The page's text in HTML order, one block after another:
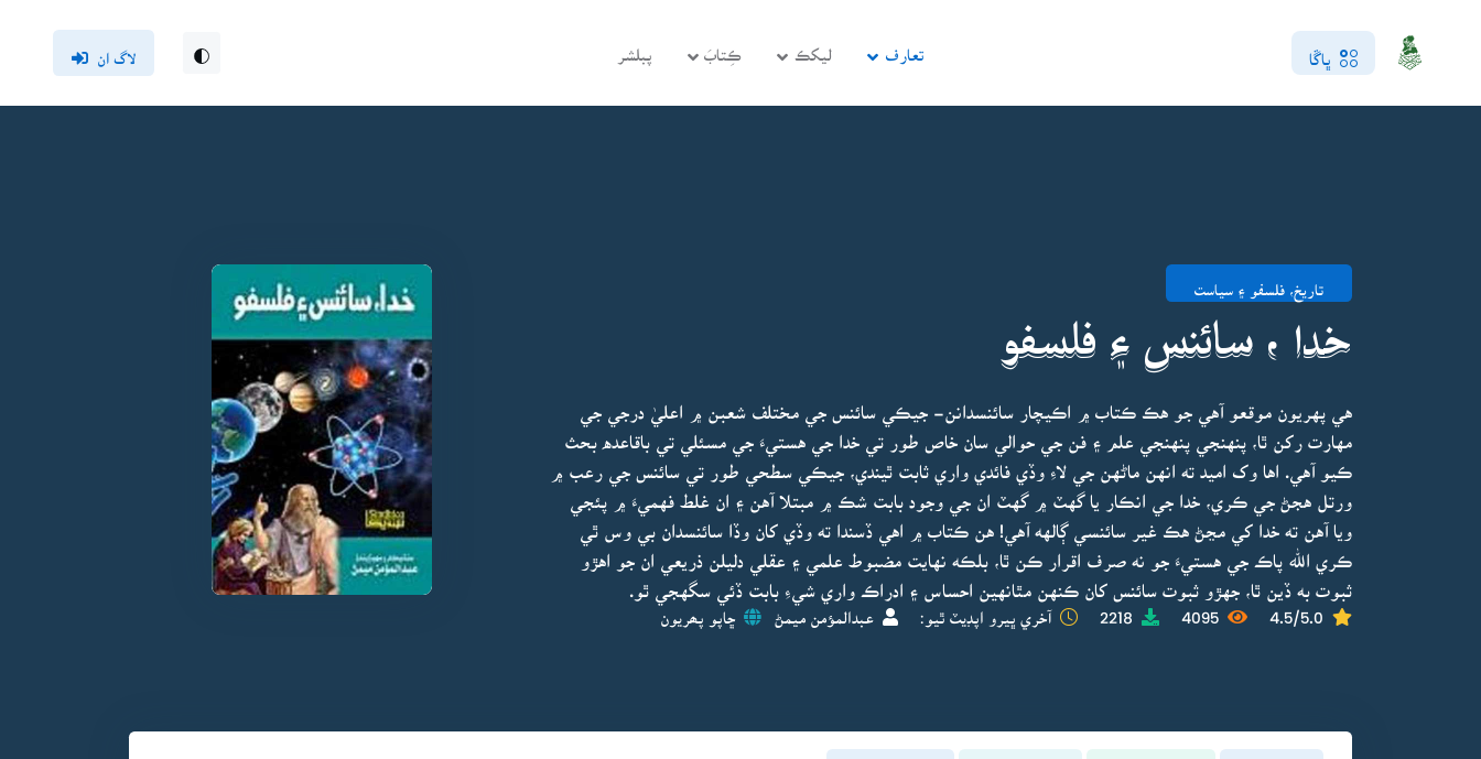
ڀاڱا تعارف ليکڪ ڪِتابَ پبلشر لاگ ان
تاريخ، فلسفو ۽ سياست
خدا ، سائنس ۽ فلسفو
هي پهريون موقعو آهي جو هڪ ڪتاب ۾ اڪيچار سائنسدانن- جيڪي سائنس جي مختلف شعبن ۾ اعليٰ درجي جي
مهارت رکن ٿا، پنهنجي پنهنجي علم ۽ فن جي حوالي سان خاص طور تي خدا جي هستيءَ جي مسئلي تي باقاعده بحث
ڪيو آهي. اها وک اميد ته انهن ماڻهن جي لاءِ وڏي فائدي واري ثابت ٿيندي، جيڪي سطحي طور تي سائنس جي رعب ۾
ورتل هجڻ جي ڪري، خدا جي انڪار يا گهٽ ۾ گهٽ ان جي وجود بابت شڪ ۾ مبتلا آهن ۽ ان غلط فهميءَ ۾ پئجي
ويا آهن ته خدا کي مڃڻ هڪ غير سائنسي ڳالهه آهي! هن ڪتاب ۾ اهي ڏسندا ته وڏي کان وڏا سائنسدان بي وس ٿي
ڪري الله پاڪ جي هستيءَ جو نه صرف اقرار ڪن ٿا، بلڪه نهايت مضبوط علمي ۽ عقلي دليلن ذريعي ان جو اهڙو
ثبوت به ڏين ٿا، جهڙو ثبوت سائنس کان ڪنهن مٿانهين احساس ۽ ادراڪ واري شيءِ بابت ڏئي سگهجي ٿو.
4.5/5.0
4095
2218 آخري ڀيرو اپڊيٽ ٿيو: عبدالمؤمن ميمڻ ڇاپو پھريون